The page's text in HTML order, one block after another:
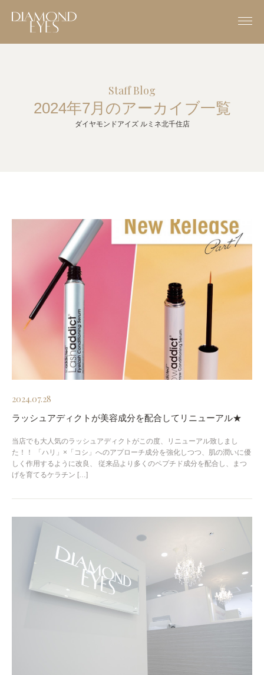
Staff Blog
2024年7月のアーカイブ一覧
ダイヤモンドアイズ ルミネ北千住店
2024.07.28
ラッシュアディクトが美容成分を配合してリニューアル★
当店でも大人気のラッシュアディクトがこの度、リニューアル致しまし
た！！ 「ハリ」×「コシ」へのアプローチ成分を強化しつつ、肌の潤いに優
しく作用するように改良、 従来品より多くのペプチド成分を配合し、まつ
げを育てるケラチン […]